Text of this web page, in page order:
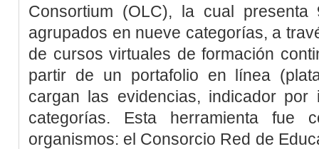
Consortium (OLC), la cual
agrupados en nueve categorías, a
de cursos virtuales de formación
partir de un portafolio en línea
cargan las evidencias, indicador
categorías. Esta herramienta fue
organismos: el Consorcio Red de